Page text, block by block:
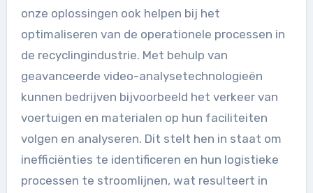
onze oplossingen ook helpen bij het
optimaliseren van de operationele processen in
de recyclingindustrie. Met behulp van
geavanceerde video-analysetechnologieën
kunnen bedrijven bijvoorbeeld het verkeer van
voertuigen en materialen op hun faciliteiten
volgen en analyseren. Dit stelt hen in staat om
inefficiënties te identificeren en hun logistieke
processen te stroomlijnen, wat resulteert in